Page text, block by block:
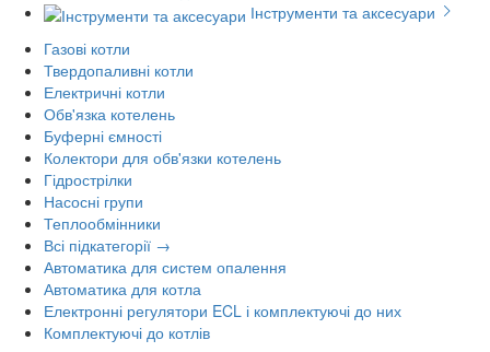
Інструменти та аксесуари
Газові котли
Твердопаливні котли
Електричні котли
Обв'язка котелень
Буферні ємності
Колектори для обв'язки котелень
Гідрострілки
Насосні групи
Теплообмінники
Всі підкатегорії →
Автоматика для систем опалення
Автоматика для котла
Електронні регулятори ECL і комплектуючі до них
Комплектуючі до котлів